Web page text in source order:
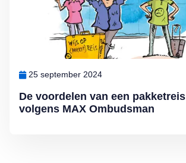
De voordelen van een pakketreis
volgens MAX Ombudsman
25 september 2024